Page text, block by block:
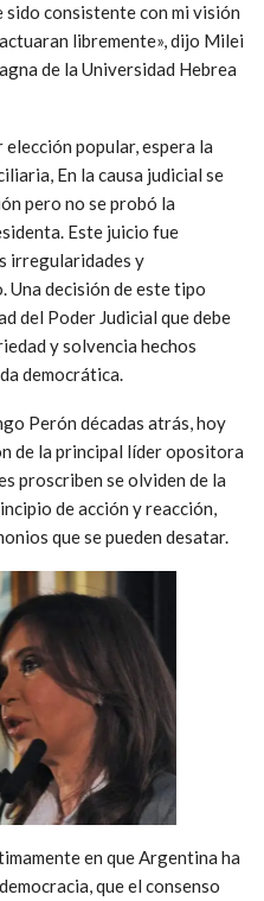
sido consistente con mi visión
libremente», dijo Milei
de la Universidad Hebrea
popular, espera la
En la causa judicial se
pero no se probó la
Este juicio fue
irregularidades y
Una decisión de este tipo
del Poder Judicial que debe
y solvencia hechos
democrática.
Perón décadas atrás, hoy
de la principal líder opositora
proscriben se olviden de la
de acción y reacción,
que se pueden desatar.
en que Argentina ha
que el consenso